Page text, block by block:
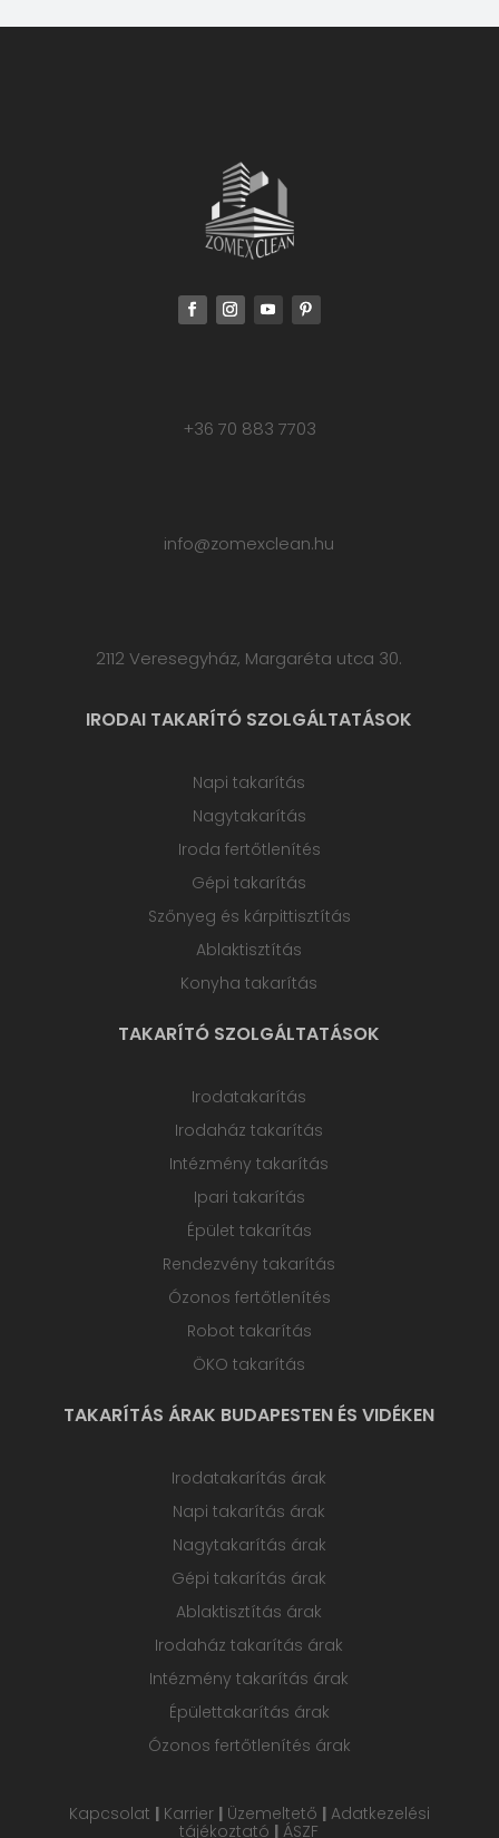
+36 70 883 7703
info@zomexclean.hu
2112 Veresegyház, Margaréta utca 30.
IRODAI TAKARÍTÓ SZOLGÁLTATÁSOK
Napi takarítás
Nagytakarítás
Iroda fertőtlenítés
Gépi takarítás
Szőnyeg és kárpittisztítás
Ablaktisztítás
Konyha takarítás
TAKARÍTÓ SZOLGÁLTATÁSOK
Irodatakarítás
Irodaház takarítás
Intézmény takarítás
Ipari takarítás
Épület takarítás
Rendezvény takarítás
Ózonos fertőtlenítés
Robot takarítás
ÖKO takarítás
TAKARÍTÁS ÁRAK BUDAPESTEN ÉS VIDÉKEN
Irodatakarítás árak
Napi takarítás árak
Nagytakarítás árak
Gépi takarítás árak
Ablaktisztítás árak
Irodaház takarítás árak
Intézmény takarítás árak
Épülettakarítás árak
Ózonos fertőtlenítés árak
Kapcsolat | Karrier | Üzemeltető | Adatkezelési
tájékoztató | ÁSZF